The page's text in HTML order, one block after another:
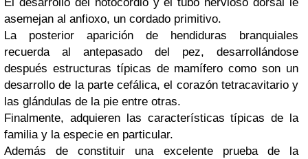
asemejan al anfioxo, un cordado primitivo.
La posterior aparición de hendiduras branquiales
recuerda al antepasado del pez, desarrollándose
después estructuras típicas de mamífero como son un
desarrollo de la parte cefálica, el corazón tetracavitario y
las glándulas de la pie entre otras.
Finalmente, adquieren las características típicas de la
familia y la especie en particular.
Además de constituir una excelente prueba de la